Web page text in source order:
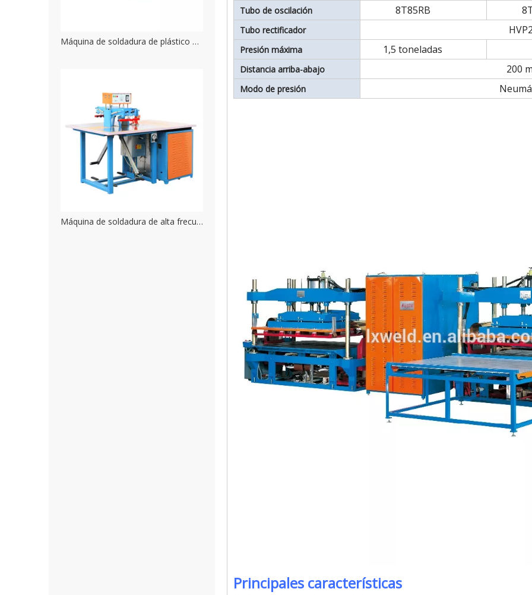
Máquina de soldadura de plástico de alta frecuencia, estilo deslizante, cuatro estaciones de trabajo
Máquina de soldadura de alta frecuencia impermeable de tamaño pequeño
Tubo de oscilación 8T85RB
Tubo rectificador
Presión máxima 1,5 toneladas
Distancia arriba-abajo 200
Modo de presión
Principales características